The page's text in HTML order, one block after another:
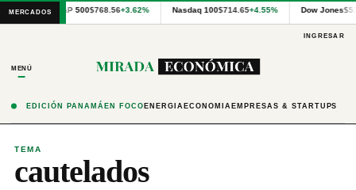
MERCADOS S&P 500$768.56+3.62% Nasdaq 100$714.65+4.55% Dow Jones
Cotizaciones
internacionales
Financial
Modeling
precios
por
Latinex
para
INGRESAR
MENÚ
EDICIÓN PANAMÁ EN FOCO ENERGÍA ECONOMÍA EMPRESAS & STARTUPS
TEMA
cautelados